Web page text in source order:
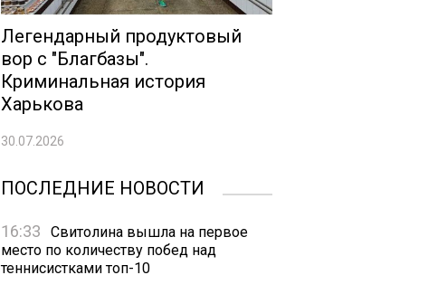
Легендарный продуктовый
вор с "Благбазы".
Криминальная история
Харькова
30.07.2026
ПОСЛЕДНИЕ НОВОСТИ
16:33
Свитолина вышла на первое
место по количеству побед над
теннисистками топ-10